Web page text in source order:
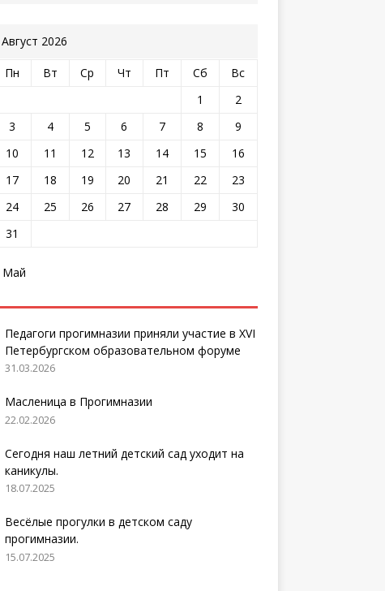
Август 2026
Пн Вт Ср Чт Пт Сб
Вс
1
2
3
4 5 6 7 8
9
10
11 12 13 14 15
16
17
18 19 20 21 22
23
24
25 26 27 28 29
30
31
Май
Педагоги прогимназии приняли участие в XVI
Петербургском образовательном форуме
31.03.2026
Масленица в Прогимназии
22.02.2026
Сегодня наш летний детский сад уходит на
каникулы.
18.07.2025
Весёлые прогулки в детском саду
прогимназии.
15.07.2025